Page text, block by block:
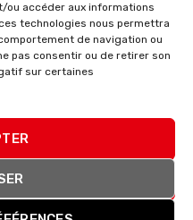
ou accéder aux informations
technologies nous permettra
de navigation ou
pas consentir ou de retirer son
sur certaines